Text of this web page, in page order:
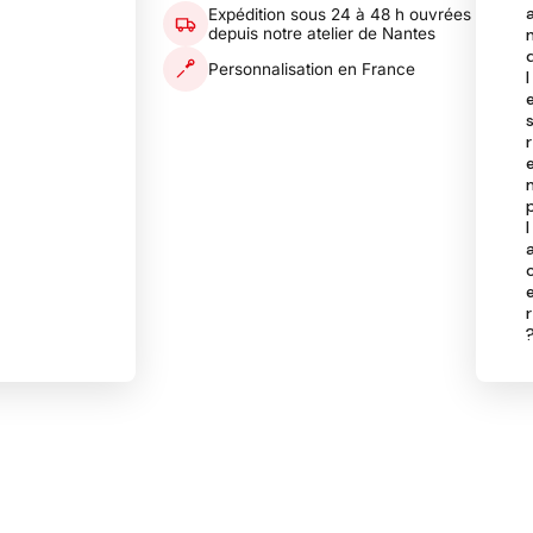
l
s
r
l
r
Expédition sous 24 à 48 h ouvrées
depuis notre atelier de Nantes
Personnalisation en France